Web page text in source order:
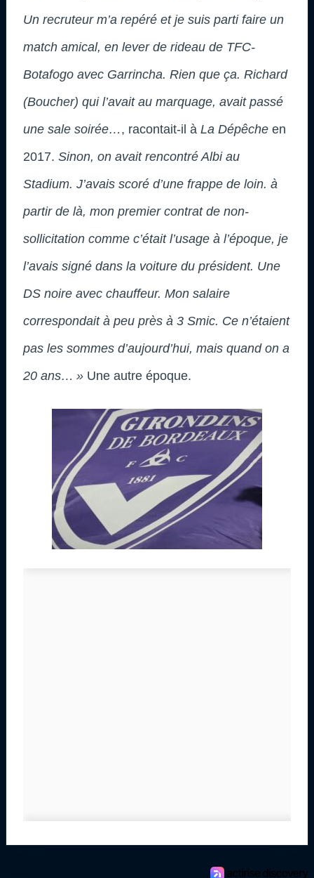
Un recruteur m’a repéré et je suis parti faire un
match amical, en lever de rideau de TFC-
Botafogo avec Garrincha. Rien que ça. Richard
(Boucher) qui l’avait au marquage, avait passé
une sale soirée… , racontait-il à La Dépêche en
2017. Sinon, on avait rencontré Albi au
Stadium. J’avais scoré d’une frappe de loin. à
partir de là, mon premier contrat de non-
sollicitation comme c’était l’usage à l’époque, je
l’avais signé dans la voiture du président. Une
DS noire avec chauffeur. Mon salaire
correspondait à peu près à 3 Smic. Ce n’étaient
pas les sommes d’aujourd’hui, mais quand on a
20 ans… » Une autre époque.